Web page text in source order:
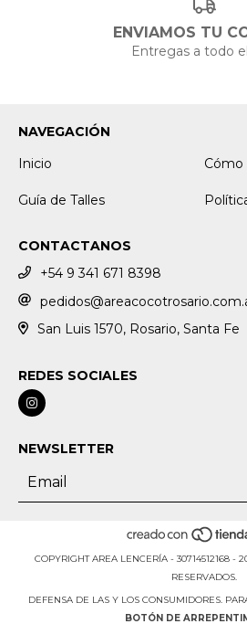
ENVIAMOS TU
Entregas a todo
NAVEGACIÓN
Inicio
Cómo
Guía de Talles
CONTACTANOS
+54 9 341 671 8398
San Luis 1570, Rosario, Santa Fe
REDES SOCIALES
NEWSLETTER
COPYRIGHT AREA LENCERÍA - 30714512168 -
RESERVADOS.
DEFENSA DE LAS Y LOS CONSUMIDORES.
BOTÓN DE